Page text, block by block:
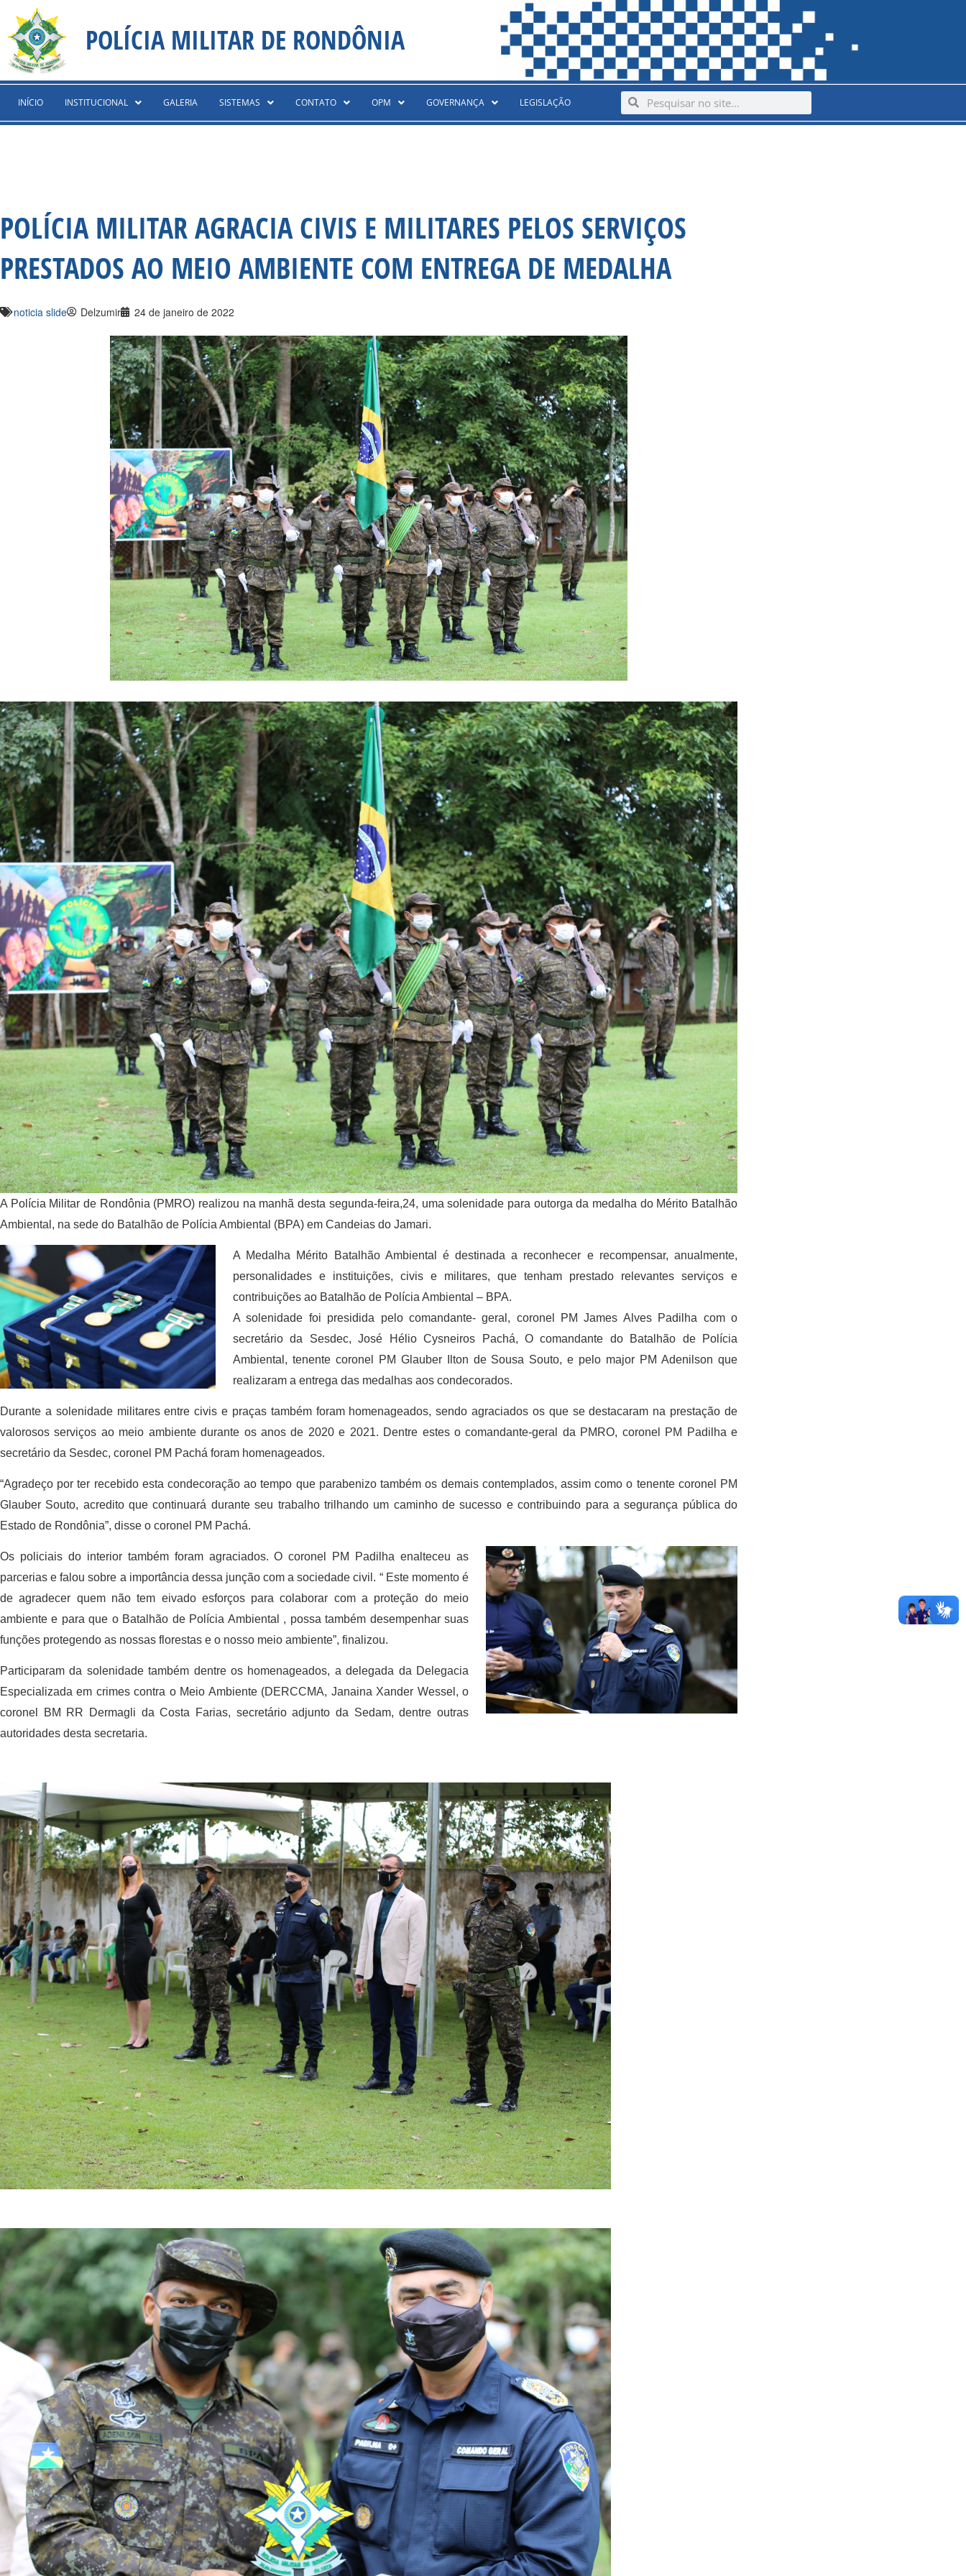
content
para
conteúdo
POLÍCIA MILITAR DE RONDÔNIA
INÍCIO INSTITUCIONAL GALERIA SISTEMAS CONTATO OPM GOVERNANÇA LEGISLAÇÃO SearchSearch
POLÍCIA MILITAR AGRACIA CIVIS E MILITARES PELOS SERVIÇOS
PRESTADOS AO MEIO AMBIENTE COM ENTREGA DE MEDALHA
noticia slide Delzumir 24 de janeiro de 2022
A Polícia Militar de Rondônia (PMRO) realizou na manhã desta segunda-feira,24, uma solenidade para outorga da medalha do Mérito Batalhão
Ambiental, na sede do Batalhão de Polícia Ambiental (BPA) em Candeias do Jamari.
A Medalha Mérito Batalhão Ambiental é destinada a reconhecer e recompensar, anualmente,
personalidades e instituições, civis e militares, que tenham prestado relevantes serviços e
contribuições ao Batalhão de Polícia Ambiental – BPA.
A solenidade foi presidida pelo comandante- geral, coronel PM James Alves Padilha com o
secretário da Sesdec, José Hélio Cysneiros Pachá, O comandante do Batalhão de Polícia
Ambiental, tenente coronel PM Glauber Ilton de Sousa Souto, e pelo major PM Adenilson que
realizaram a entrega das medalhas aos condecorados.
Durante a solenidade militares entre civis e praças também foram homenageados, sendo agraciados os que se destacaram na prestação de
valorosos serviços ao meio ambiente durante os anos de 2020 e 2021. Dentre estes o comandante-geral da PMRO, coronel PM Padilha e
secretário da Sesdec, coronel PM Pachá foram homenageados.
“Agradeço por ter recebido esta condecoração ao tempo que parabenizo também os demais contemplados, assim como o tenente coronel PM
Glauber Souto, acredito que continuará durante seu trabalho trilhando um caminho de sucesso e contribuindo para a segurança pública do
Estado de Rondônia”, disse o coronel PM Pachá.
Os policiais do interior também foram agraciados. O coronel PM Padilha enalteceu as
parcerias e falou sobre a importância dessa junção com a sociedade civil. “ Este momento é
de agradecer quem não tem eivado esforços para colaborar com a proteção do meio
ambiente e para que o Batalhão de Polícia Ambiental , possa também desempenhar suas
funções protegendo as nossas florestas e o nosso meio ambiente”, finalizou.
Participaram da solenidade também dentre os homenageados, a delegada da Delegacia
Especializada em crimes contra o Meio Ambiente (DERCCMA, Janaina Xander Wessel, o
coronel BM RR Dermagli da Costa Farias, secretário adjunto da Sedam, dentre outras
autoridades desta secretaria.